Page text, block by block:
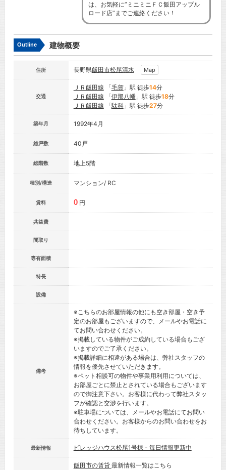
は、お気軽に”ミニミニＦＣ飯田アップル
ロード店”までご連絡ください！
Outline 建物概要
住所 長野県飯田市松尾清水 Map
交通
ＪＲ飯田線 「毛賀」駅 徒歩14分
ＪＲ飯田線 「伊那八幡」駅 徒歩18分
ＪＲ飯田線 「駄科」駅 徒歩27分
築年月 1992年4月
総戸数 40戸
総階数 地上5階
種別/構造 マンション/ RC
賃料 0 円
共益費
間取り
専有面積
特長
設備
備考
※こちらのお部屋情報の他にも空き部屋・空き予
定のお部屋もございますので、メールやお電話に
てお問い合わせください。
※掲載している物件がご成約している場合もござ
いますのでご了承ください。
※掲載詳細に相違がある場合は、弊社スタッフの
情報を優先させていただきます。
※ペット相談可の物件や事業用利用については、
お部屋ごとに禁止とされている場合もございます
ので御注意下さい。お客様に代わって弊社スタッ
フが確認と交渉を行います。
※駐車場については、メールやお電話にてお問い
合わせください。お客様からのお問い合わせをお
待ちしています。
最新情報 ビレッジハウス松尾1号棟 - 毎日情報更新中
飯田市の賃貸 最新情報一覧はこちら